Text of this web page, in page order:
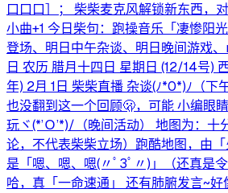
口口口］； 柴柴麦克风解锁新东西，
小曲+1 今日柴句：跑操音乐「凄惨阳
登场、明日中午杂谈、明日晚间游戏、
日 农历 腊月十四日 星期日 (12/14号)
年) 2月 1日 柴柴直播 杂谈(⁠ﾉ⁠*⁠0⁠*⁠)⁠ﾉ（下
也没翻到这一个回顾🫢，可能 小编眼
玩ヾ⁠(⁠*⁠’⁠Ｏ⁠’⁠*⁠)⁠/（晚间活动） 地图为：十
论，不代表柴柴立场）跑酷地图，由
是「嗯、嗯、嗯(⁠〃ﾟ⁠3ﾟ⁠〃⁠)」（还真是
哈，真「一命速通」 还有肺腑发言~